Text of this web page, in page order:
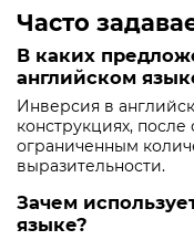
Часто
В каких
английском
Инверсия в
конструкциях,
ограниченным
выразительности.
Зачем
языке?